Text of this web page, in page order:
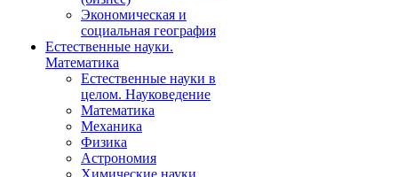
Экономическая и
социальная география
Естественные науки.
Математика
Естественные науки в
целом. Науковедение
Математика
Механика
Физика
Астрономия
Химические науки